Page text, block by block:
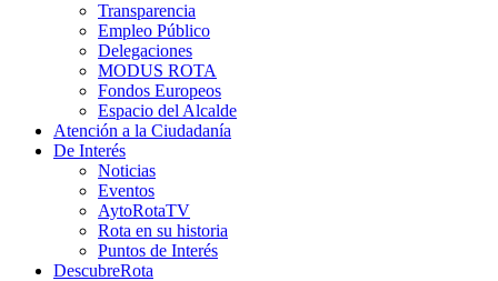
Transparencia
Empleo Público
Delegaciones
MODUS ROTA
Fondos Europeos
Espacio del Alcalde
Atención a la Ciudadanía
De Interés
Noticias
Eventos
AytoRotaTV
Rota en su historia
Puntos de Interés
DescubreRota